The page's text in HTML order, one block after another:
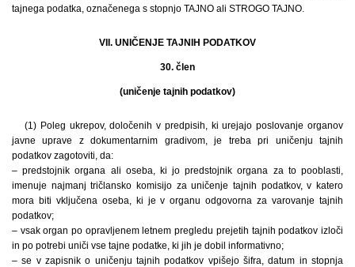
tajnega podatka, označenega s stopnjo TAJNO ali STROGO TAJNO.
VII. UNIČENJE TAJNIH PODATKOV
30. člen
(uničenje tajnih podatkov)
(1) Poleg ukrepov, določenih v predpisih, ki urejajo poslovanje organov
javne uprave z dokumentarnim gradivom, je treba pri uničenju tajnih
podatkov zagotoviti, da:
– predstojnik organa ali oseba, ki jo predstojnik organa za to pooblasti,
imenuje najmanj tričlansko komisijo za uničenje tajnih podatkov, v katero
mora biti vključena oseba, ki je v organu odgovorna za varovanje tajnih
podatkov;
– vsak organ po opravljenem letnem pregledu prejetih tajnih podatkov izloči
in po potrebi uniči vse tajne podatke, ki jih je dobil informativno;
– se v zapisnik o uničenju tajnih podatkov vpišejo šifra, datum in stopnja